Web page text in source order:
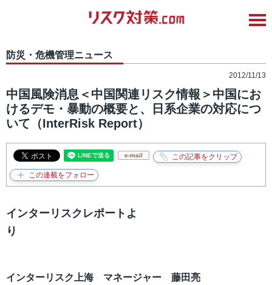
防災・危機管理ニュース
2012/11/13
中国風険消息＜中国関連リスク情報＞中国にお
けるデモ・暴動の概要と、日系企業の対応につ
いて（InterRisk Report）
e-mail
インターリスクレポートよ
り
インターリスク上海 マネージャー 藤田亮